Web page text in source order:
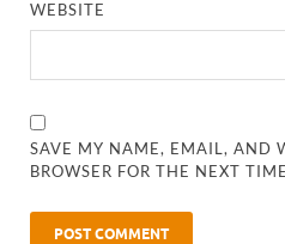
WEBSITE
SAVE MY NAME, EMAIL, AND
BROWSER FOR THE NEXT